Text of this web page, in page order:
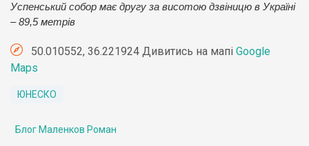
Успенський собор має другу за висотою дзвіницю в Україні
– 89,5 метрів
50.010552, 36.221924 Дивитись на мапі Google
Maps
ЮНЕСКО
Блог Маленков Роман